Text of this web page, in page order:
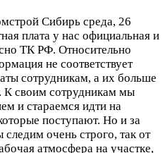
Сибирь среда, 26
плата у нас официальная и
ТК РФ. Относительно
не соответствует
сотрудникам, а их больше
К своим сотрудникам мы
и стараемся идти на
поступают. Но и за
очень строго, так от
атмосфера на участке,